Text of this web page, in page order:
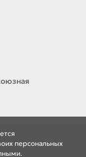
персональных